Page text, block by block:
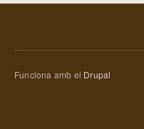
Funciona amb el Drupal